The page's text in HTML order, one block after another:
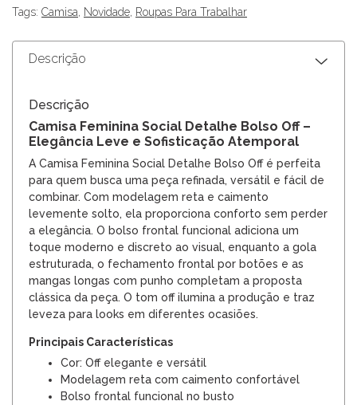
Tags: Camisa, Novidade, Roupas Para Trabalhar
Descrição
Descrição
Camisa Feminina Social Detalhe Bolso Off –
Elegância Leve e Sofisticação Atemporal
A Camisa Feminina Social Detalhe Bolso Off é perfeita
para quem busca uma peça refinada, versátil e fácil de
combinar. Com modelagem reta e caimento
levemente solto, ela proporciona conforto sem perder
a elegância. O bolso frontal funcional adiciona um
toque moderno e discreto ao visual, enquanto a gola
estruturada, o fechamento frontal por botões e as
mangas longas com punho completam a proposta
clássica da peça. O tom off ilumina a produção e traz
leveza para looks em diferentes ocasiões.
Principais Características
Cor: Off elegante e versátil
Modelagem reta com caimento confortável
Bolso frontal funcional no busto